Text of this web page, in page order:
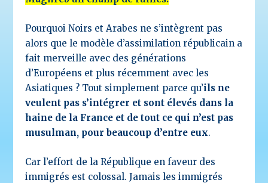
Pourquoi Noirs et Arabes ne s’intègrent pas
alors que le modèle d’assimilation républicain a
fait merveille avec des générations
d’Européens et plus récemment avec les
Asiatiques ? Tout simplement parce qu’ils ne
veulent pas s’intégrer et sont élevés dans la
haine de la France et de tout ce qui n’est pas
musulman, pour beaucoup d’entre eux.
Car l’effort de la République en faveur des
immigrés est colossal. Jamais les immigrés